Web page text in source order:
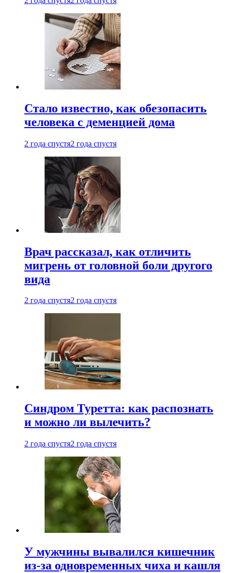
Стало известно, как обезопасить
человека с деменцией дома
2 года спустя2 года спустя
Врач рассказал, как отличить
мигрень от головной боли другого
вида
2 года спустя2 года спустя
Синдром Туретта: как распознать
и можно ли вылечить?
2 года спустя2 года спустя
У мужчины вывалился кишечник
из-за одновременных чиха и кашля